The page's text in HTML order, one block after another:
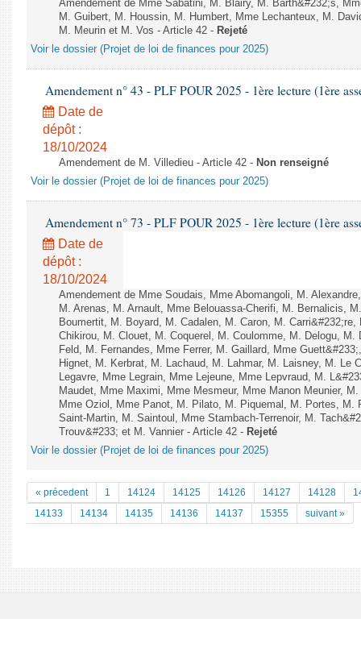
Amendement de Mme Sabatini, M. Blairy, M. Barth&#232;s,
M. Guibert, M. Houssin, M. Humbert, Mme Lechanteux, M.
M. Meurin et M. Vos - Article 42 - Rejeté
Voir le dossier (Projet de loi de finances pour 2025)
Amendement n° 43 - PLF POUR 2025 - 1ère lecture (1ère
Date de
dépôt :
18/10/2024
Amendement de M. Villedieu - Article 42 - Non renseigné
Voir le dossier (Projet de loi de finances pour 2025)
Amendement n° 73 - PLF POUR 2025 - 1ère lecture (1ère
Date de
dépôt :
18/10/2024
Amendement de Mme Soudais, Mme Abomangoli, M.
M. Arenas, M. Arnault, Mme Belouassa-Cherifi, M. Bernalicis,
Boumertit, M. Boyard, M. Cadalen, M. Caron, M.
Chikirou, M. Clouet, M. Coquerel, M. Coulomme, M. Delogu, M.
Feld, M. Fernandes, Mme Ferrer, M. Gaillard, Mme
Hignet, M. Kerbrat, M. Lachaud, M. Lahmar, M. Laisney, M. Le
Legavre, Mme Legrain, Mme Lejeune, Mme Lepvraud, M.
Maudet, Mme Maximi, Mme Mesmeur, Mme Manon Meunier,
Mme Oziol, Mme Panot, M. Pilato, M. Piquemal, M. Portes, M.
Saint-Martin, M. Saintoul, Mme Stambach-Terrenoir, M.
Trouv&#233; et M. Vannier - Article 42 - Rejeté
Voir le dossier (Projet de loi de finances pour 2025)
« précedent 1 14124 14125 14126 14127 14128
14133
14134 14135 14136 14137 15355 suivant »